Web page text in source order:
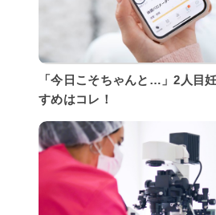
「今日こそちゃんと…」2人目
すめはコレ！